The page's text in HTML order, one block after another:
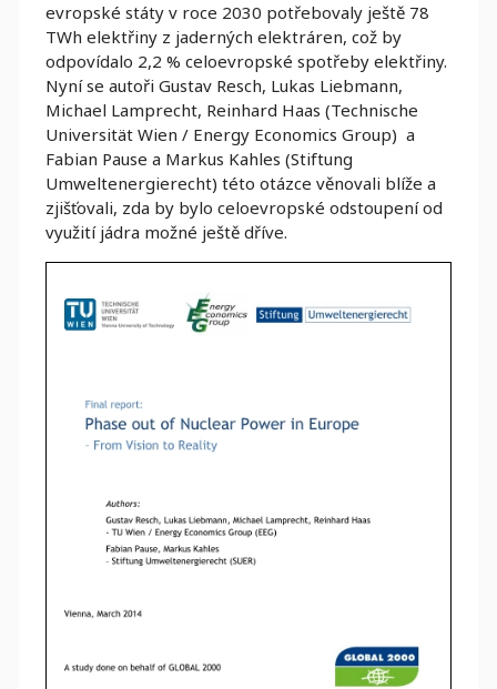
evropské státy v roce 2030 potřebovaly ještě 78
TWh elektřiny z jaderných elektráren, což by
odpovídalo 2,2 % celoevropské spotřeby elektřiny.
Nyní se autoři Gustav Resch, Lukas Liebmann,
Michael Lamprecht, Reinhard Haas (Technische
Universität Wien / Energy Economics Group) a
Fabian Pause a Markus Kahles (Stiftung
Umweltenergierecht) této otázce věnovali blíže a
zjišťovali, zda by bylo celoevropské odstoupení od
využití jádra možné ještě dříve.